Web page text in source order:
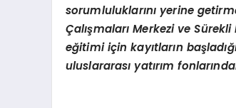
sorumluluklarını yerine
Çalışmaları Merkezi ve
eğitimi için kayıtların
uluslararası yatırım